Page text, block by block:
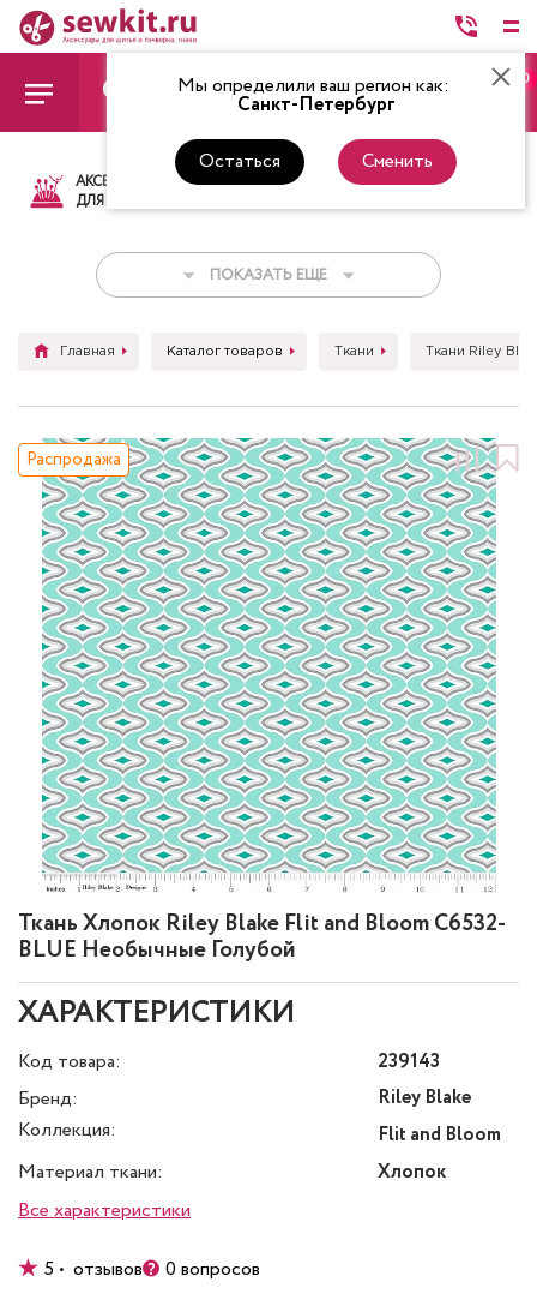
Мы определили ваш регион как:
Санкт-Петербург
Остаться Сменить
0
АКСЕССУАРЫ
ДЛЯ ШИТЬЯ
ТКАНИ НИТКИ
ПОКАЗАТЬ ЕЩЕ
Главная Каталог товаров Ткани Ткани Riley
Ткань Хлопок Riley Blake Flit and Bloom C6532-
BLUE Необычные Голубой
Распродажа
ХАРАКТЕРИСТИКИ
Код товара:
239143
Бренд:
Riley Blake
Коллекция:
Flit and Bloom
Материал ткани:
Хлопок
Все характеристики
5 • отзывов 0 вопросов